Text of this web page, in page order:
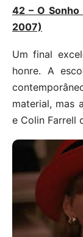
42 – O Sonho
2007)
Um final
honre. A
material, mas
e Colin Farrell